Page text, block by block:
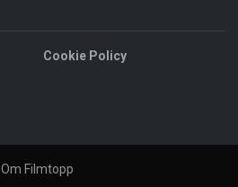
Cookie Policy
Om Filmtopp